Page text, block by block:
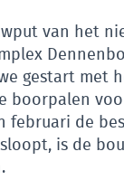
van het
gestart met
boorpalen
februari de
is de